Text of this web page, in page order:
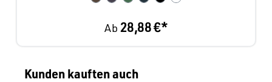
Ab 28,88 €*
Produktgalerie überspringen
Kunden kauften auch